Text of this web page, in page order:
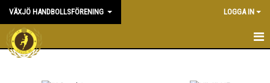
VÄXJÖ HANDBOLLSFÖRENING LOGGA IN
HEM